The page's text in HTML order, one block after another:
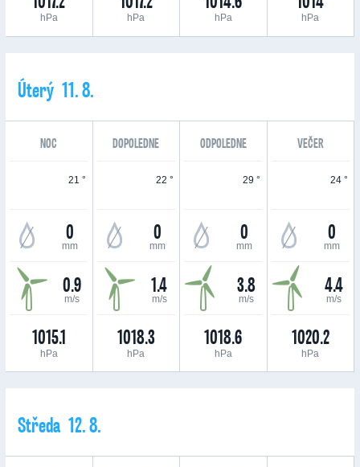
hPa hPa hPa hPa
Úterý 11. 8.
NOC DOPOLEDNE ODPOLEDNE VEČER
21 °
0
mm
0.9
m/s
1015.1
hPa
22 °
0
mm
1.4
m/s
1018.3
hPa
29 °
0
mm
3.8
m/s
1018.6
hPa
24 °
0
mm
4.4
m/s
1020.2
hPa
Středa 12. 8.